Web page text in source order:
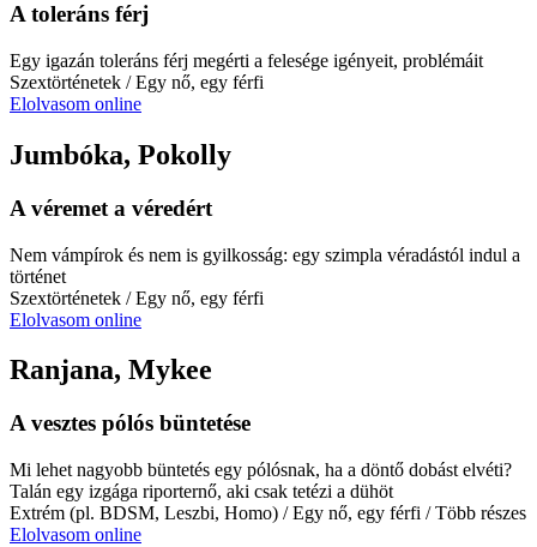
A toleráns férj
Egy igazán toleráns férj megérti a felesége igényeit, problémáit
Szextörténetek / Egy nő, egy férfi
Elolvasom online
Jumbóka, Pokolly
A véremet a véredért
Nem vámpírok és nem is gyilkosság: egy szimpla véradástól indul a
történet
Szextörténetek / Egy nő, egy férfi
Elolvasom online
Ranjana, Mykee
A vesztes pólós büntetése
Mi lehet nagyobb büntetés egy pólósnak, ha a döntő dobást elvéti?
Talán egy izgága riporternő, aki csak tetézi a dühöt
Extrém (pl. BDSM, Leszbi, Homo) / Egy nő, egy férfi / Több részes
Elolvasom online